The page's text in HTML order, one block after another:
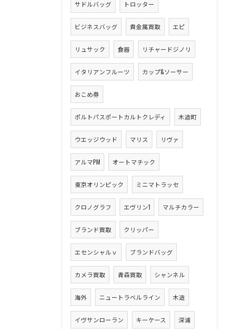
サドルバッグ トロッター
ビジネスバッグ 貴金属買取 エピ
リュサック 食器 リチャードジノリ
イタリアンフルーツ カップ&ソーサー
おこめ券
ポルトパスポートカルトクレディ 木造町
ウエッジウッド マリス リヴァ
アルマPM オートマチック
東京オリンピック ミニマトラッセ
クロノグラフ エヴリン1 マルチカラー
ブランド買取 クリッパー
エセンシャルｖ ブランドバッグ
カメラ買取 青森買取 シャンネル
海外 ニュートラベルライン 木造
イヴサンローラン キーケース 深浦